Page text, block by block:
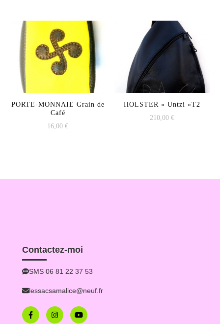
290,00 €.
225,00 €.
PORTE-MONNAIE Grain de
Café
16,00€
HOLSTER « Untzi »T2
210,00€
Contactez-moi
SMS 06 81 22 37 53
lessacsamalice@neuf.fr